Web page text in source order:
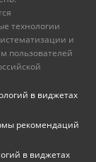
технологии
и
пользователей
в виджетах
рекомендаций
в виджетах